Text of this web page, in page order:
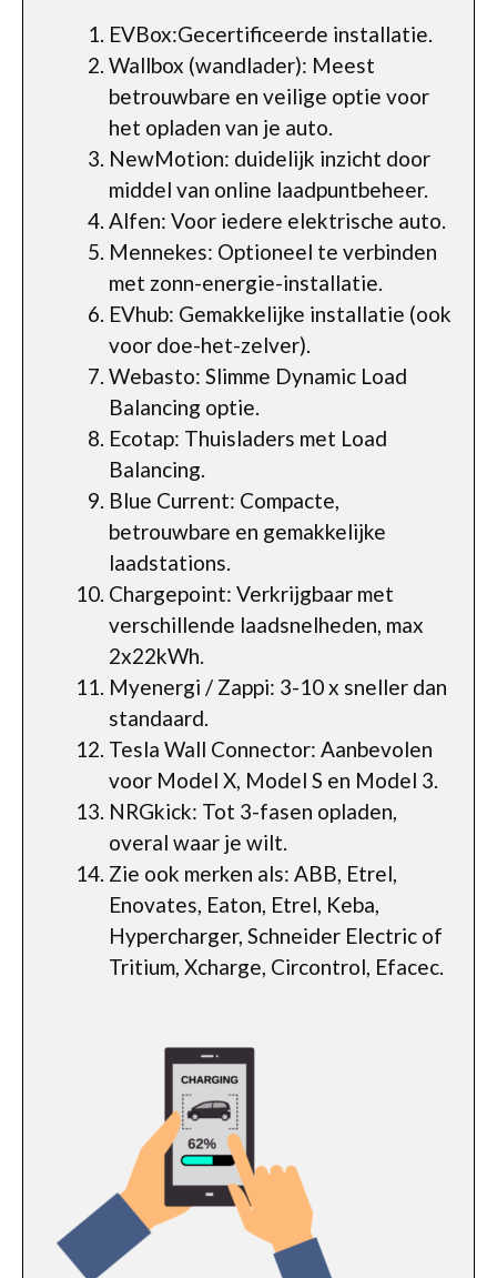
EVBox:Gecertificeerde installatie.
Wallbox (wandlader): Meest
betrouwbare en veilige optie voor
het opladen van je auto.
NewMotion: duidelijk inzicht door
middel van online laadpuntbeheer.
Alfen: Voor iedere elektrische auto.
Mennekes: Optioneel te verbinden
met zonn-energie-installatie.
EVhub: Gemakkelijke installatie (ook
voor doe-het-zelver).
Webasto: Slimme Dynamic Load
Balancing optie.
Ecotap: Thuisladers met Load
Balancing.
Blue Current: Compacte,
betrouwbare en gemakkelijke
laadstations.
Chargepoint: Verkrijgbaar met
verschillende laadsnelheden, max
2x22kWh.
Myenergi / Zappi: 3-10 x sneller dan
standaard.
Tesla Wall Connector: Aanbevolen
voor Model X, Model S en Model 3.
NRGkick: Tot 3-fasen opladen,
overal waar je wilt.
Zie ook merken als: ABB, Etrel,
Enovates, Eaton, Etrel, Keba,
Hypercharger, Schneider Electric of
Tritium, Xcharge, Circontrol, Efacec.